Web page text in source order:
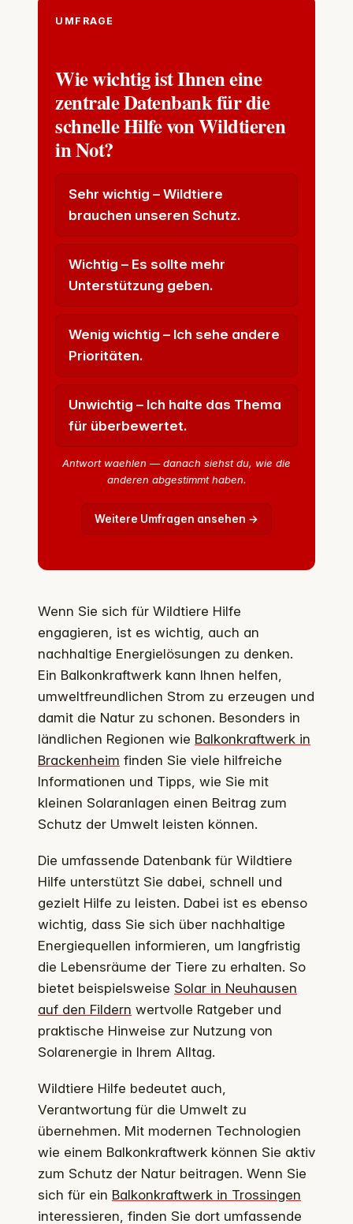
UMFRAGE
Wie wichtig ist Ihnen eine
zentrale Datenbank für die
schnelle Hilfe von Wildtieren
in Not?
Sehr wichtig – Wildtiere
brauchen unseren Schutz.
Wichtig – Es sollte mehr
Unterstützung geben.
Wenig wichtig – Ich sehe andere
Prioritäten.
Unwichtig – Ich halte das Thema
für überbewertet.
Antwort waehlen — danach siehst du, wie die
anderen abgestimmt haben.
Weitere Umfragen ansehen →
Wenn Sie sich für Wildtiere Hilfe
engagieren, ist es wichtig, auch an
nachhaltige Energielösungen zu denken.
Ein Balkonkraftwerk kann Ihnen helfen,
umweltfreundlichen Strom zu erzeugen und
damit die Natur zu schonen. Besonders in
ländlichen Regionen wie Balkonkraftwerk in
Brackenheim finden Sie viele hilfreiche
Informationen und Tipps, wie Sie mit
kleinen Solaranlagen einen Beitrag zum
Schutz der Umwelt leisten können.
Die umfassende Datenbank für Wildtiere
Hilfe unterstützt Sie dabei, schnell und
gezielt Hilfe zu leisten. Dabei ist es ebenso
wichtig, dass Sie sich über nachhaltige
Energiequellen informieren, um langfristig
die Lebensräume der Tiere zu erhalten. So
bietet beispielsweise Solar in Neuhausen
auf den Fildern wertvolle Ratgeber und
praktische Hinweise zur Nutzung von
Solarenergie in Ihrem Alltag.
Wildtiere Hilfe bedeutet auch,
Verantwortung für die Umwelt zu
übernehmen. Mit modernen Technologien
wie einem Balkonkraftwerk können Sie aktiv
zum Schutz der Natur beitragen. Wenn Sie
sich für ein Balkonkraftwerk in Trossingen
interessieren, finden Sie dort umfassende